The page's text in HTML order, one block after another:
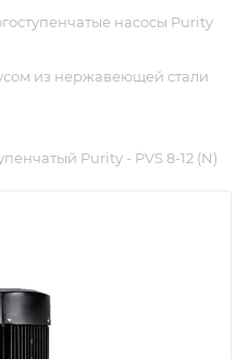
насосы Purity
из нержавеющей стали
Purity - PVS 8-12 (N)